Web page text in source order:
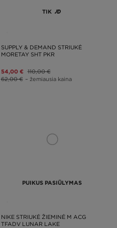
TIK
SUPPLY & DEMAND STRIUKĖ
MORETAY SHT PKR
54,00 € 110,00 €
62,00 € – žemiausia kaina
PUIKUS PASIŪLYMAS
NIKE STRIUKĖ ŽIEMINĖ M ACG
TFADV LUNAR LAKE